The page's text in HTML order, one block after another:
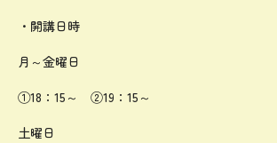
・開講日時
月～金曜日
①18：15～ ②19：15～
土曜日